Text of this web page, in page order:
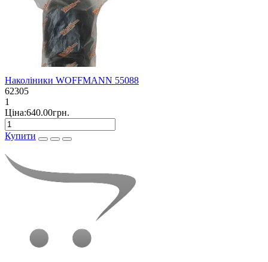
Наколіники WOFFMANN 55088
62305
1
Ціна:640.00грн.
Купити